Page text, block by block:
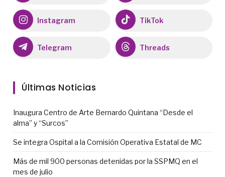
Instagram TikTok
Telegram Threads
Últimas Noticias
Inaugura Centro de Arte Bernardo Quintana “Desde el
alma” y “Surcos”
Se integra Ospital a la Comisión Operativa Estatal de MC
Más de mil 900 personas detenidas por la SSPMQ en el
mes de julio